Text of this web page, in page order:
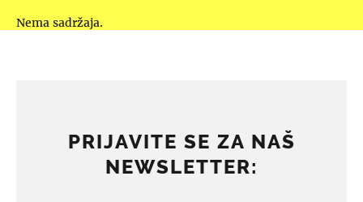
Nema sadržaja.
PRIJAVITE SE ZA NAŠ
NEWSLETTER: